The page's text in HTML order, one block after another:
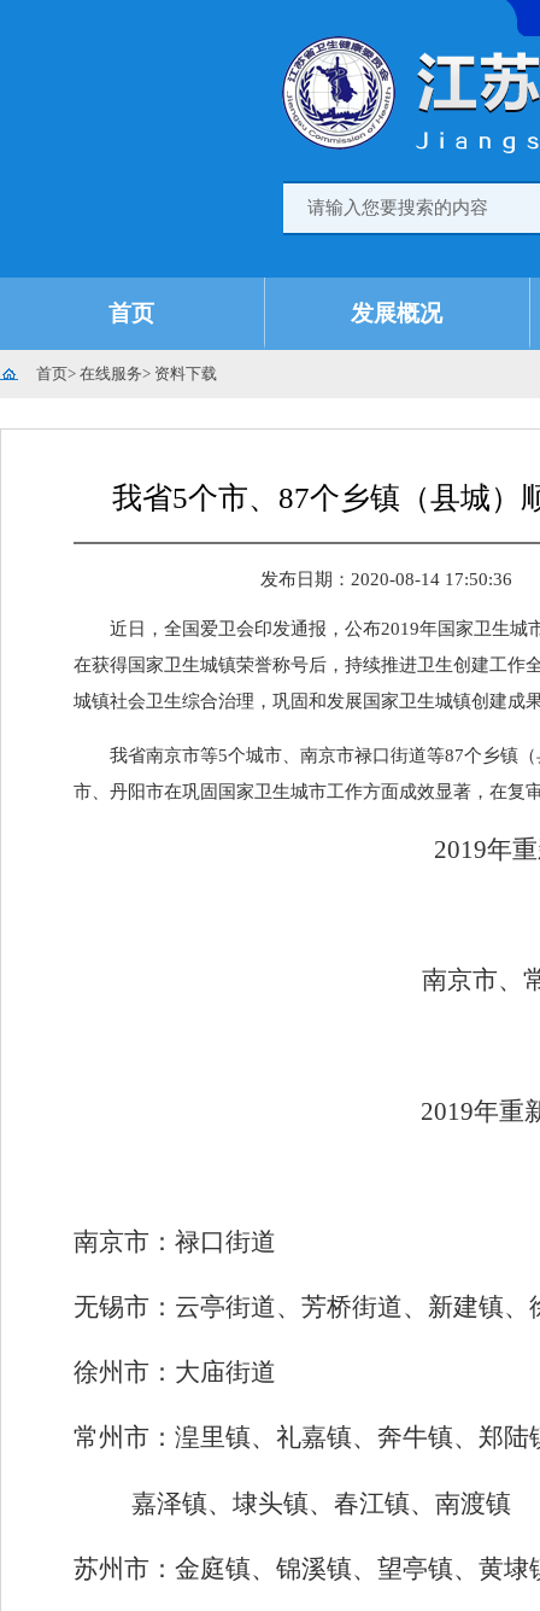
首页 发展概况
首页> 在线服务> 资料下载
我省5个市、87个乡镇（县城）
发布日期： 2020-08-14 17:50:36
近日，全国爱卫会印发通报，公布2019年国家卫生
在获得国家卫生城镇荣誉称号后，持续推进卫生创建工作
城镇社会卫生综合治理，巩固和发展国家卫生城镇创建成
我省南京市等5个城市、南京市禄口街道等87个乡镇
市、丹阳市在巩固国家卫生城市工作方面成效显著，在复
2019年
南京市、
2019年重
南京市： 禄口街道
无锡市： 云亭街道、芳桥街道、新建镇、
徐州市： 大庙街道
常州市： 湟里镇、礼嘉镇、奔牛镇、郑陆
嘉泽镇、埭头镇、春江镇、南渡镇
苏州市： 金庭镇、锦溪镇、望亭镇、黄埭